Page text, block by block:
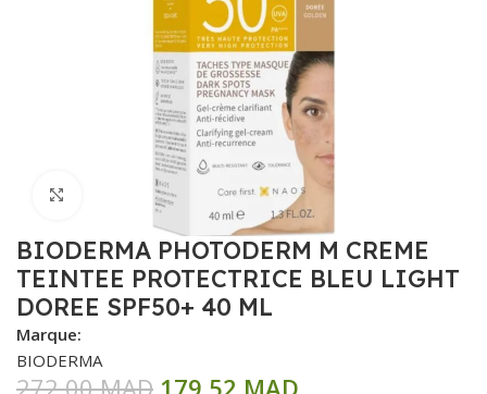
Click to enlarge
BIODERMA PHOTODERM M CREME
TEINTEE PROTECTRICE BLEU LIGHT
DOREE SPF50+ 40 ML
Marque:
BIODERMA
272,00MAD 179,52 MAD